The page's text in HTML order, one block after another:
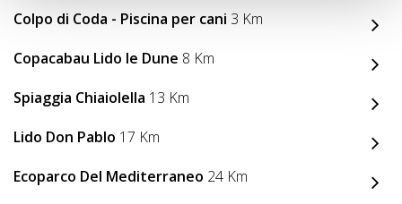
Colpo di Coda - Piscina per cani 3 Km
Copacabau Lido le Dune 8 Km
Spiaggia Chiaiolella 13 Km
Lido Don Pablo 17 Km
Ecoparco Del Mediterraneo 24 Km